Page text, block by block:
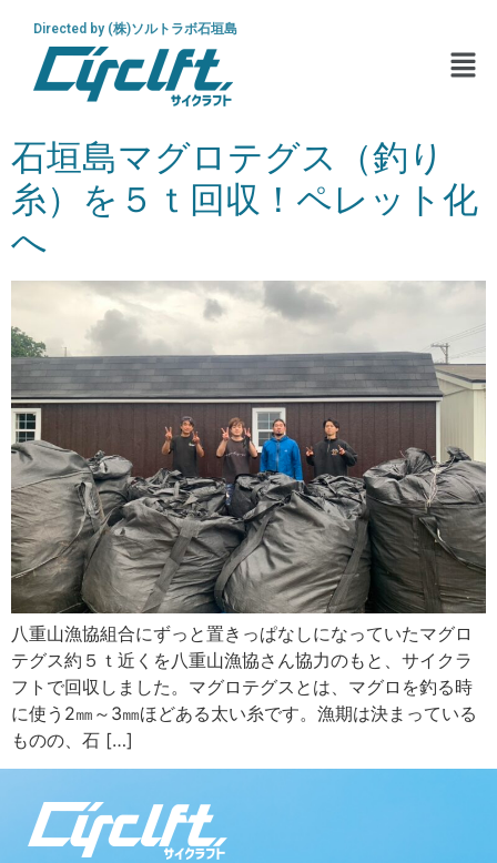
Directed by (株)ソルトラボ石垣島
石垣島マグロテグス（釣り
糸）を５ｔ回収！ペレット化
へ
八重山漁協組合にずっと置きっぱなしになっていたマグロ
テグス約５ｔ近くを八重山漁協さん協力のもと、サイクラ
フトで回収しました。マグロテグスとは、マグロを釣る時
に使う2㎜～3㎜ほどある太い糸です。漁期は決まっている
ものの、石 […]